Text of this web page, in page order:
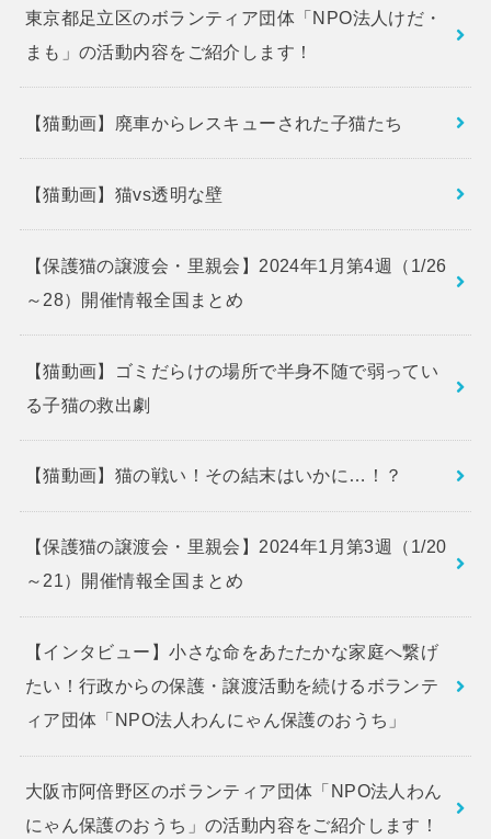
東京都足立区のボランティア団体「NPO法人けだ・
まも」の活動内容をご紹介します！
【猫動画】廃車からレスキューされた子猫たち
【猫動画】猫vs透明な壁
【保護猫の譲渡会・里親会】2024年1月第4週（1/26
～28）開催情報全国まとめ
【猫動画】ゴミだらけの場所で半身不随で弱ってい
る子猫の救出劇
【猫動画】猫の戦い！その結末はいかに…！？
【保護猫の譲渡会・里親会】2024年1月第3週（1/20
～21）開催情報全国まとめ
【インタビュー】小さな命をあたたかな家庭へ繋げ
たい！行政からの保護・譲渡活動を続けるボランテ
ィア団体「NPO法人わんにゃん保護のおうち」
大阪市阿倍野区のボランティア団体「NPO法人わん
にゃん保護のおうち」の活動内容をご紹介します！